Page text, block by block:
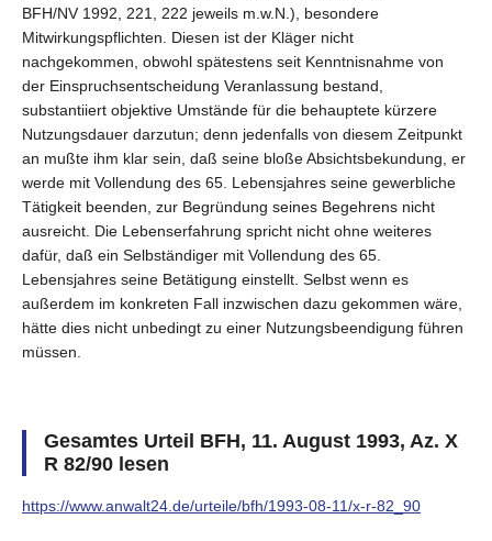
BFH/NV 1992, 221, 222 jeweils m.w.N.), besondere
Mitwirkungspflichten. Diesen ist der Kläger nicht
nachgekommen, obwohl spätestens seit Kenntnisnahme von
der Einspruchsentscheidung Veranlassung bestand,
substantiiert objektive Umstände für die behauptete kürzere
Nutzungsdauer darzutun; denn jedenfalls von diesem Zeitpunkt
an mußte ihm klar sein, daß seine bloße Absichtsbekundung, er
werde mit Vollendung des 65. Lebensjahres seine gewerbliche
Tätigkeit beenden, zur Begründung seines Begehrens nicht
ausreicht. Die Lebenserfahrung spricht nicht ohne weiteres
dafür, daß ein Selbständiger mit Vollendung des 65.
Lebensjahres seine Betätigung einstellt. Selbst wenn es
außerdem im konkreten Fall inzwischen dazu gekommen wäre,
hätte dies nicht unbedingt zu einer Nutzungsbeendigung führen
müssen.
Gesamtes Urteil BFH, 11. August 1993, Az. X
R 82/90 lesen
https://www.anwalt24.de/urteile/bfh/1993-08-11/x-r-82_90